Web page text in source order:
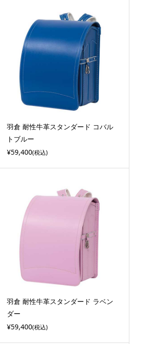
羽倉 耐性牛革スタンダード コバル
トブルー
¥59,400(税込)
羽倉 耐性牛革スタンダード ラベン
ダー
¥59,400(税込)